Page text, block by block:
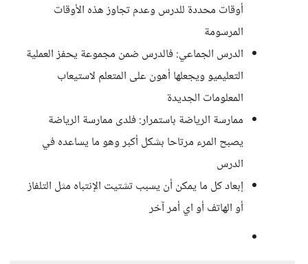
أوقات محددة للدرس وعدم تجاوز هذه الأوقات
المرسومة
الدرس الجماعي: فالدرس ضمن مجموعة يحفز العملية
التعليميو ويجعلها أهون على المتعلم لاستيعاب
المعلومات الجديدة
ممارسة الرياضة باستمرار: فلدى ممارسة الرياضة
يصبح المرء مرتاحا بشكل أكبر وهو ما يساعده في
الدرس
إبعاد كل ما يمكن أن يسبب تشتيت الإنتباه مثل التلفاز
أو الهاتف أو اي أمر آخر